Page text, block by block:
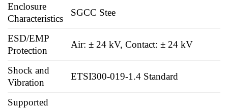
Enclosure
Characteristics
SGCC Stee
ESD/EMP
Protection
Air: ± 24 kV, Contact: ± 24 kV
Shock and
Vibration
ETSI300-019-1.4 Standard
Supported